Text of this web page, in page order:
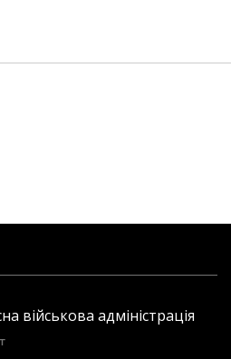
військова адміністрація